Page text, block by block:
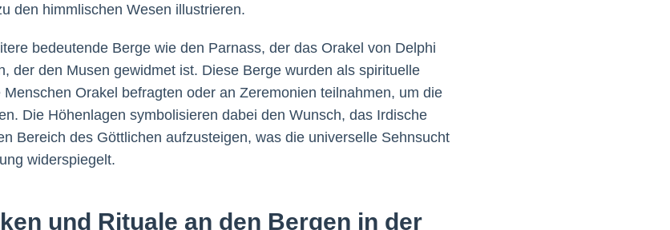
den himmlischen Wesen illustrieren.
bedeutende Berge wie den Parnass, der das Orakel von Delphi
der den Musen gewidmet ist. Diese Berge wurden als spirituelle
Orakel befragten oder an Zeremonien teilnahmen, um die
Die Höhenlagen symbolisieren dabei den Wunsch, das Irdische
Bereich des Göttlichen aufzusteigen, was die universelle Sehnsucht
widerspiegelt.
und Rituale an den Bergen in der